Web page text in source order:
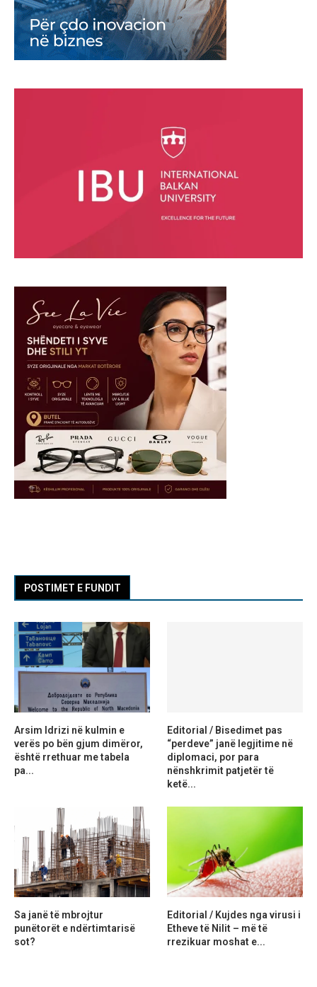
POSTIMET E FUNDIT
Arsim Idrizi në kulmin e
verës po bën gjum dimëror,
është rrethuar me tabela
pa...
Editorial / Bisedimet pas
“perdeve” janë legjitime në
diplomaci, por para
nënshkrimit patjetër të
ketë...
Sa janë të mbrojtur
punëtorët e ndërtimtarisë
sot?
Editorial / Kujdes nga virusi i
Etheve të Nilit – më të
rrezikuar moshat e...